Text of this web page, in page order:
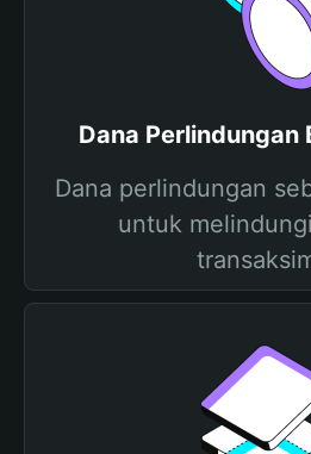
Dana Perlindungan
Dana perlindungan
untuk